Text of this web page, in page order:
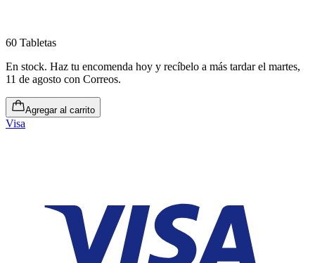
60 Tabletas
En stock. Haz tu encomenda hoy y recíbelo a más tardar el martes,
11 de agosto con Correos.
Agregar al carrito
Visa